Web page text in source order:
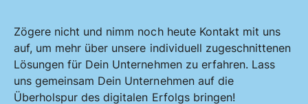
Zögere nicht und nimm noch heute Kontakt mit uns
auf, um mehr über unsere individuell zugeschnittenen
Lösungen für Dein Unternehmen zu erfahren. Lass
uns gemeinsam Dein Unternehmen auf die
Überholspur des digitalen Erfolgs bringen!